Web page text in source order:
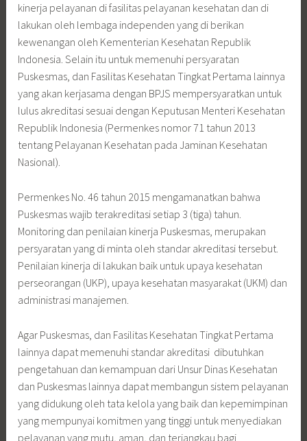
kinerja pelayanan di fasilitas pelayanan kesehatan dan di
lakukan oleh lembaga independen yang di berikan
kewenangan oleh Kementerian Kesehatan Republik
Indonesia. Selain itu untuk memenuhi persyaratan
Puskesmas, dan Fasilitas Kesehatan Tingkat Pertama lainnya
yang akan kerjasama dengan BPJS mempersyaratkan untuk
lulus akreditasi sesuai dengan Keputusan Menteri Kesehatan
Republik Indonesia (Permenkes nomor 71 tahun 2013
tentang Pelayanan Kesehatan pada Jaminan Kesehatan
Nasional).
Permenkes No. 46 tahun 2015 mengamanatkan bahwa
Puskesmas wajib terakreditasi setiap 3 (tiga) tahun.
Monitoring dan penilaian kinerja Puskesmas, merupakan
persyaratan yang di minta oleh standar akreditasi tersebut.
Penilaian kinerja di lakukan baik untuk upaya kesehatan
perseorangan (UKP), upaya kesehatan masyarakat (UKM) dan
administrasi manajemen.
Agar Puskesmas, dan Fasilitas Kesehatan Tingkat Pertama
lainnya dapat memenuhi standar akreditasi dibutuhkan
pengetahuan dan kemampuan dari Unsur Dinas Kesehatan
dan Puskesmas lainnya dapat membangun sistem pelayanan
yang didukung oleh tata kelola yang baik dan kepemimpinan
yang mempunyai komitmen yang tinggi untuk menyediakan
pelayanan yang mutu, aman, dan terjangkau bagi